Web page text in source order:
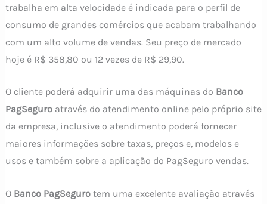
trabalha em alta velocidade é indicada para o perfil de
consumo de grandes comércios que acabam trabalhando
com um alto volume de vendas. Seu preço de mercado
hoje é R$ 358,80 ou 12 vezes de R$ 29,90.
O cliente poderá adquirir uma das máquinas do Banco
PagSeguroatravés do atendimento online pelo próprio site
da empresa, inclusive o atendimento poderá fornecer
maiores informações sobre taxas, preços e, modelos e
usos e também sobre a aplicação do PagSeguro vendas.
O Banco PagSegurotem uma excelente avaliação através